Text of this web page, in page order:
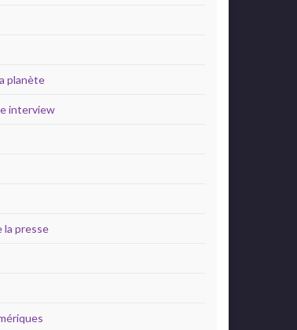
planète
interview
la presse